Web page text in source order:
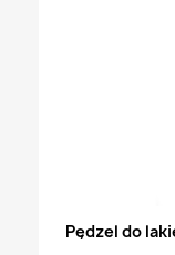
Pędzel do